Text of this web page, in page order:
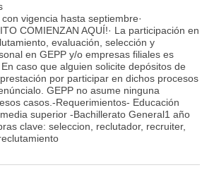
vigencia hasta septiembre·
COMIENZAN AQUÍ!· La participación en
evaluación, selección y
en GEPP y/o empresas filiales es
caso que alguien solicite depósitos de
por participar en dichos procesos
GEPP no asume ninguna
casos.-Requerimientos- Educación
superior -Bachillerato General1 año
clave: seleccion, reclutador, recruiter,